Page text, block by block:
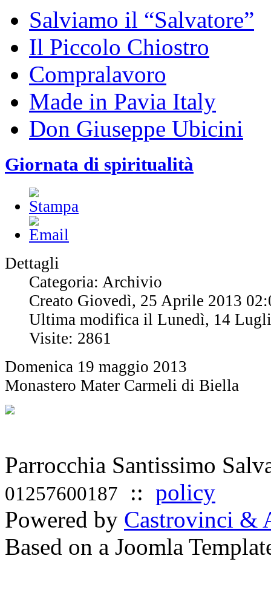
Salviamo il “Salvatore”
Il Piccolo Chiostro
Compralavoro
Made in Pavia Italy
Don Giuseppe Ubicini
Giornata di spiritualità
Dettagli
Categoria: Archivio
Creato Giovedì, 25 Aprile 2013
Ultima modifica il Lunedì, 14
Visite: 2861
Domenica 19 maggio 2013
Monastero Mater Carmeli di Biella
Parrocchia Santissimo
01257600187 :: policy
Powered by Castrovinci &
Based on a Joomla